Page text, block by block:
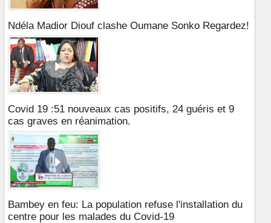
Ndéla Madior Diouf clashe Oumane Sonko Regardez!
Covid 19 :51 nouveaux cas positifs, 24 guéris et 9
cas graves en réanimation.
Bambey en feu: La population refuse l'installation du
centre pour les malades du Covid-19